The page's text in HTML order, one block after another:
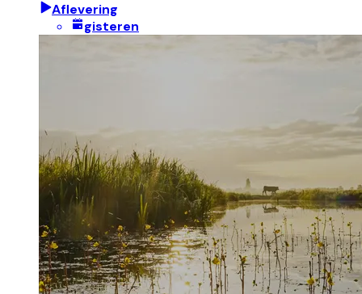
Aflevering
gisteren